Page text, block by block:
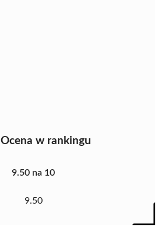
Ocena w rankingu
9.50 na 10
9.50